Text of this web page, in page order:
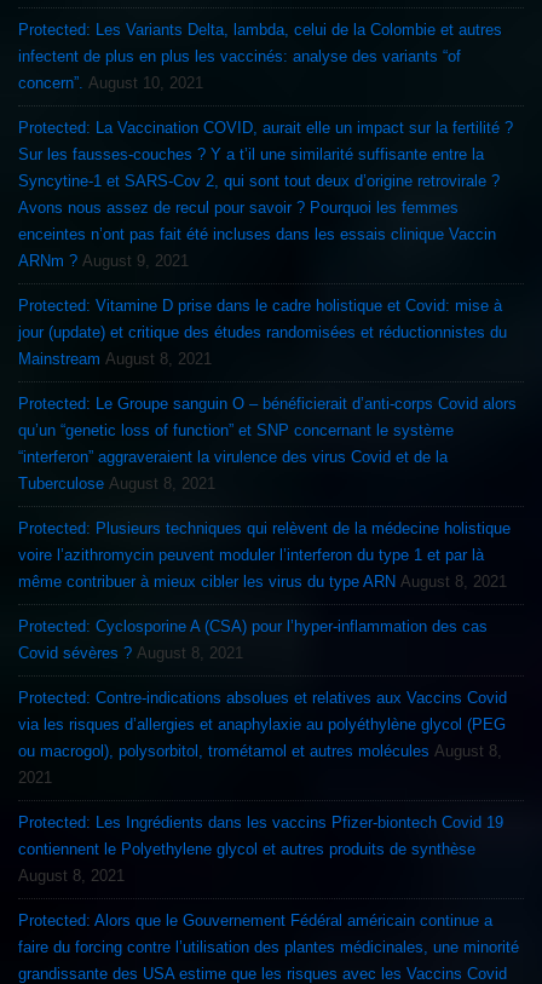
Protected: Les Variants Delta, lambda, celui de la Colombie et autres
infectent de plus en plus les vaccinés: analyse des variants “of
concern”. August 10, 2021
Protected: La Vaccination COVID, aurait elle un impact sur la fertilité ?
Sur les fausses-couches ? Y a t’il une similarité suffisante entre la
Syncytine-1 et SARS-Cov 2, qui sont tout deux d’origine retrovirale ?
Avons nous assez de recul pour savoir ? Pourquoi les femmes
enceintes n’ont pas fait été incluses dans les essais clinique Vaccin
ARNm ? August 9, 2021
Protected: Vitamine D prise dans le cadre holistique et Covid: mise à
jour (update) et critique des études randomisées et réductionnistes du
Mainstream August 8, 2021
Protected: Le Groupe sanguin O – bénéficierait d’anti-corps Covid alors
qu’un “genetic loss of function” et SNP concernant le système
“interferon” aggraveraient la virulence des virus Covid et de la
Tuberculose August 8, 2021
Protected: Plusieurs techniques qui relèvent de la médecine holistique
voire l’azithromycin peuvent moduler l’interferon du type 1 et par là
même contribuer à mieux cibler les virus du type ARN August 8, 2021
Protected: Cyclosporine A (CSA) pour l’hyper-inflammation des cas
Covid sévères ? August 8, 2021
Protected: Contre-indications absolues et relatives aux Vaccins Covid
via les risques d’allergies et anaphylaxie au polyéthylène glycol (PEG
ou macrogol), polysorbitol, trométamol et autres molécules August 8,
2021
Protected: Les Ingrédients dans les vaccins Pfizer-biontech Covid 19
contiennent le Polyethylene glycol et autres produits de synthèse
August 8, 2021
Protected: Alors que le Gouvernement Fédéral américain continue a
faire du forcing contre l’utilisation des plantes médicinales, une minorité
grandissante des USA estime que les risques avec les Vaccins Covid